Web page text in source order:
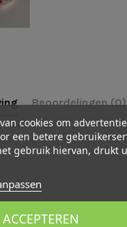
Beoordelingen (0)
van bijvoorbeeld
cookies om
een betere
gebruik hiervan, drukt
ACCEPTEREN